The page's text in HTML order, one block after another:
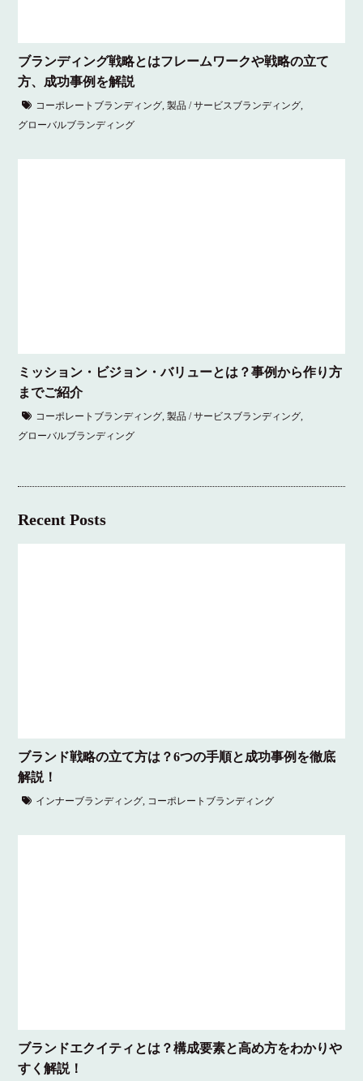
ブランディング戦略とはフレームワークや戦略の立て
方、成功事例を解説
コーポレートブランディング,製品 / サービスブランディング,
グローバルブランディング
ミッション・ビジョン・バリューとは？事例から作り方
までご紹介
コーポレートブランディング,製品 / サービスブランディング,
グローバルブランディング
Recent Posts
ブランド戦略の立て方は？6つの手順と成功事例を徹底
解説！
インナーブランディング, コーポレートブランディング
ブランドエクイティとは？構成要素と高め方をわかりや
すく解説！